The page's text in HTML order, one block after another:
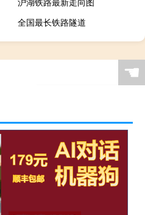
全国最长铁路隧道
☚